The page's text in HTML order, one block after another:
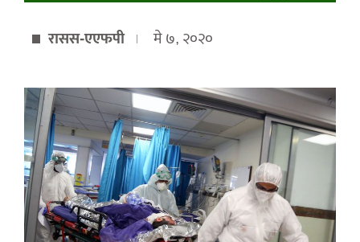
रासस-एएफपी मे ७, २०२०